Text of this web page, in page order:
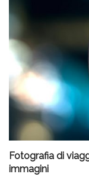
Fotografia di
immagini